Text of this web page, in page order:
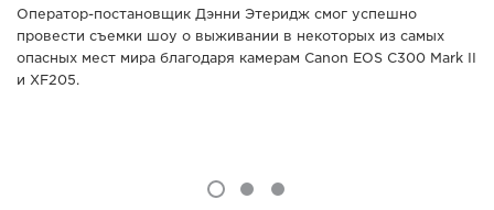
Оператор-постановщик Дэнни Этеридж смог успешно
провести съемки шоу о выживании в некоторых из самых
опасных мест мира благодаря камерам Canon EOS C300 Mark II
и XF205.